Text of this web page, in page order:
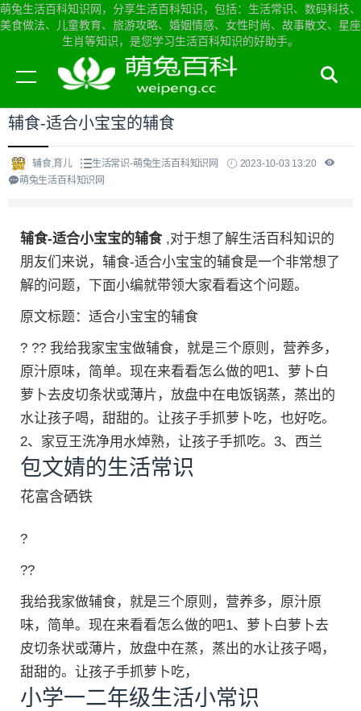
萌兔生活百科知识网，分享生活百科知识，包括：生活常识、数码科技、
美食做法、儿童教育、旅游攻略、婚姻情感、女性时尚、故事散文、星座
生肖等知识，是您学习生活百科知识的好助手。
当前位置： 萌兔生活百科知识网首页>生活常识
辅食-适合小宝宝的辅食
辅食,育儿 生活常识-萌兔生活百科知识网
2023-10-03 13:20
萌兔生活百科知识网
辅食-适合小宝宝的辅食 ,对于想了解生活百科知识的
朋友们来说，辅食-适合小宝宝的辅食是一个非常想了
解的问题，下面小编就带领大家看看这个问题。
原文标题：适合小宝宝的辅食
? ?? 我给我家宝宝做辅食，就是三个原则，营养多，
原汁原味，简单。现在来看看怎么做的吧1、萝卜白
萝卜去皮切条状或薄片，放盘中在电饭锅蒸，蒸出的
水让孩子喝，甜甜的。让孩子手抓萝卜吃，也好吃。
2、家豆王洗净用水焯熟，让孩子手抓吃。3、西兰
包文婧的生活常识
花富含硒铁
?
??
我给我家做辅食，就是三个原则，营养多，原汁原
味，简单。现在来看看怎么做的吧1、萝卜白萝卜去
皮切条状或薄片，放盘中在蒸，蒸出的水让孩子喝，
甜甜的。让孩子手抓萝卜吃，
小学一二年级生活小常识